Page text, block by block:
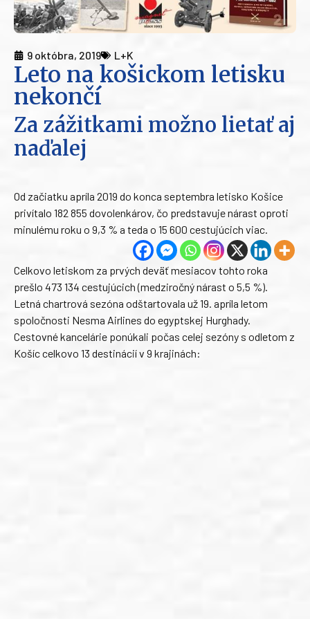
9 októbra, 2019 L+K
Leto na košickom letisku
nekončí
Za zážitkami možno lietať aj
naďalej
Od začiatku apríla 2019 do konca septembra letisko Košice
privítalo 182 855 dovolenkárov, čo predstavuje nárast oproti
minulému roku o 9,3 % a teda o 15 600 cestujúcich viac.
Celkovo letiskom za prvých deväť mesiacov tohto roka
prešlo 473 134 cestujúcich (medziročný nárast o 5,5 %).
Letná chartrová sezóna odštartovala už 19. apríla letom
spoločnosti Nesma Airlines do egyptskej Hurghady.
Cestovné kancelárie ponúkali počas celej sezóny s odletom z
Košíc celkovo 13 destinácií v 9 krajinách: